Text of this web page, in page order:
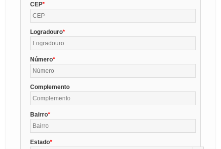
CEP
Logradouro
Número
Complemento
Bairro
Estado